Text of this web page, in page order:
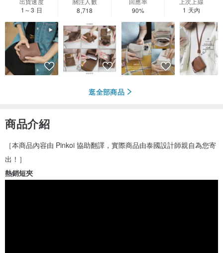
1～3 日
8,718
90%
1 天內
逛全部商品
商品介紹
［本商品內容由 Pinkoi 協助翻譯，實際商品由泰國設計師親自為您寄
出！］
熱銷短夾